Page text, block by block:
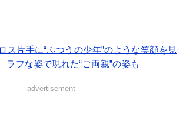
ス片手に“ふつうの少年”のような笑顔を見
フな姿で現れた“ご両親”の姿も
advertisement